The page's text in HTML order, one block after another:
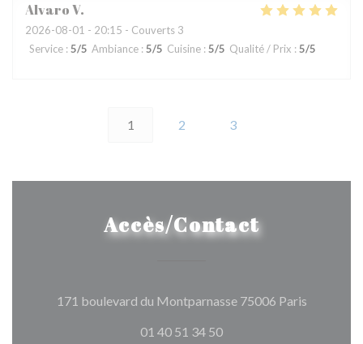
AlvaroV
2026-08-01 - 20:15 - Couverts 3
Service : 5/5 Ambiance : 5/5 Cuisine : 5/5 Qualité / Prix : 5/5
1 2 3
Accès/Contact
171 boulevard du Montparnasse 75006 Paris((ouvre
01 40 51 34 50